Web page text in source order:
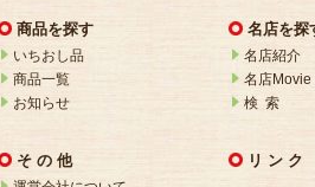
商品を探す
いちおし品
商品一覧
お知らせ
名店を探
名店紹介
名店Movie
検 索
そ の 他 リ ン ク